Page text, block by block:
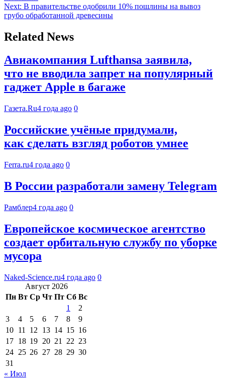
Next: В правительстве одобрили 10% пошлины на вывоз
грубо обработанной древесины
Related News
Авиакомпания Lufthansa заявила,
что не вводила запрет на популярный
гаджет Apple в багаже
Газета.Ru4 года ago 0
Российские учёные придумали,
как сделать взгляд роботов умнее
Ferra.ru4 года ago 0
В России разработали замену Telegram
Рамблер4 года ago 0
Европейское космическое агентство
создает орбитальную службу по уборке
мусора
Naked-Science.ru4 года ago 0
Август 2026
Пн Вт Ср Чт Пт Сб Вс
1
2
3
4 5 6 7 8
9
10 11 12 13 14 15 16
17 18 19 20 21 22 23
24 25 26 27 28 29 30
31
« Июл